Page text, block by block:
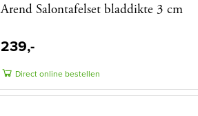
Arend Salontafelset bladdikte 3 cm
239,-
Direct online bestellen